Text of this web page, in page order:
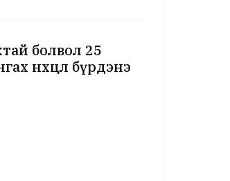
болвол 25
нөхцөл бүрдэнэ